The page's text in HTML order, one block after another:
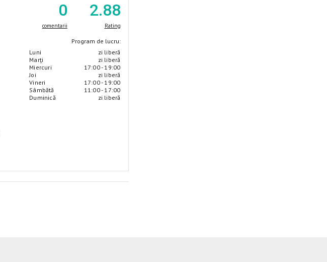
0
comentarii
2.88
Rating
Program de lucru:
Luni
Marţi
Miercuri
Joi
Vineri
Sâmbătă
Duminică
zi liberă
zi liberă
17:00 - 19:00
zi liberă
17:00 - 19:00
11:00 - 17:00
zi liberă